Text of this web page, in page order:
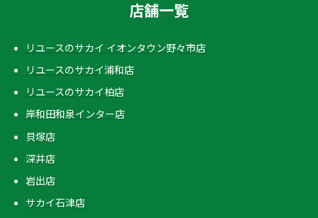
店舗一覧
リユースのサカイ イオンタウン野々市店
リユースのサカイ浦和店
リユースのサカイ柏店
岸和田和泉インター店
貝塚店
深井店
岩出店
サカイ石津店